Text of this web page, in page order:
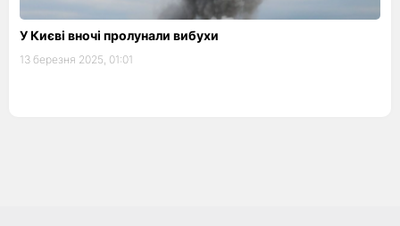
У Києві вночі пролунали вибухи
13 березня 2025, 01:01